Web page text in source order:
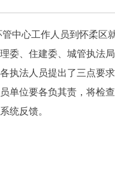
心工作人员到怀柔区就
委、住建委、城管执法
法人员提出了三点要求
单位要各负其责，将检
统反馈。